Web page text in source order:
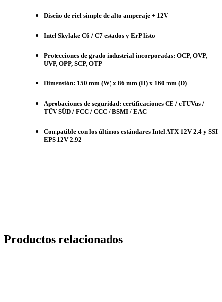
Diseño de riel simple de alto amperaje + 12V
Intel Skylake C6 / C7 estados y ErP listo
Protecciones de grado industrial incorporadas: OCP, OVP,
UVP, OPP, SCP, OTP
Dimensión: 150 mm (W) x 86 mm (H) x 160 mm (D)
Aprobaciones de seguridad: certificaciones CE / cTUVus /
TÜV SÜD / FCC / CCC / BSMI / EAC
Compatible con los últimos estándares Intel ATX 12V 2.4 y SSI
EPS 12V 2.92
Productos relacionados